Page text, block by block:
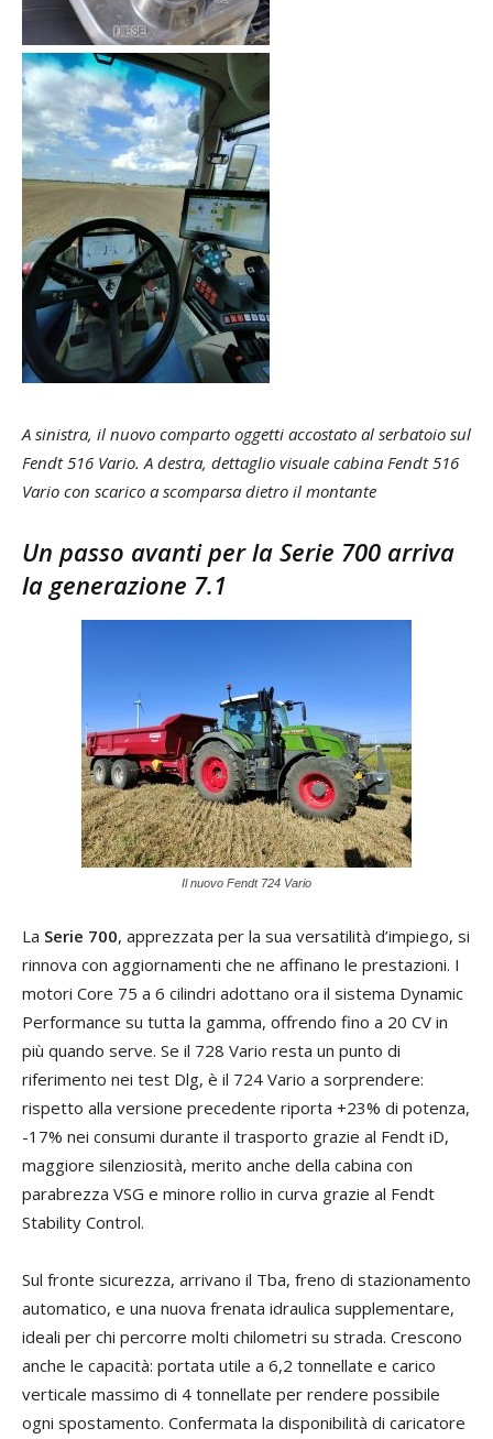
A sinistra, il nuovo comparto oggetti accostato al serbatoio sul
Fendt 516 Vario. A destra, dettaglio visuale cabina Fendt 516
Vario con scarico a scomparsa dietro il montante
Un passo avanti per la Serie 700 arriva
la generazione 7.1
Il nuovo Fendt 724 Vario
La Serie 700, apprezzata per la sua versatilità d’impiego, si
rinnova con aggiornamenti che ne affinano le prestazioni. I
motori Core 75 a 6 cilindri adottano ora il sistema Dynamic
Performance su tutta la gamma, offrendo fino a 20 CV in
più quando serve. Se il 728 Vario resta un punto di
riferimento nei test Dlg, è il 724 Vario a sorprendere:
rispetto alla versione precedente riporta +23% di potenza,
-17% nei consumi durante il trasporto grazie al Fendt iD,
maggiore silenziosità, merito anche della cabina con
parabrezza VSG e minore rollio in curva grazie al Fendt
Stability Control.
Sul fronte sicurezza, arrivano il Tba, freno di stazionamento
automatico, e una nuova frenata idraulica supplementare,
ideali per chi percorre molti chilometri su strada. Crescono
anche le capacità: portata utile a 6,2 tonnellate e carico
verticale massimo di 4 tonnellate per rendere possibile
ogni spostamento. Confermata la disponibilità di caricatore